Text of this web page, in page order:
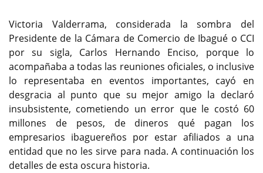
Victoria Valderrama, considerada la sombra del
Presidente de la Cámara de Comercio de Ibagué o CCI
por su sigla, Carlos Hernando Enciso, porque lo
acompañaba a todas las reuniones oficiales, o inclusive
lo representaba en eventos importantes, cayó en
desgracia al punto que su mejor amigo la declaró
insubsistente, cometiendo un error que le costó 60
millones de pesos, de dineros qué pagan los
empresarios ibaguereños por estar afiliados a una
entidad que no les sirve para nada. A continuación los
detalles de esta oscura historia.